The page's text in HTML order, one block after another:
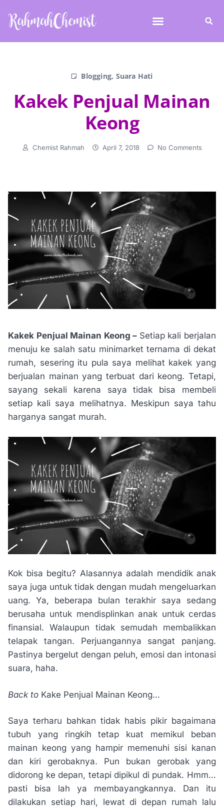
Blogging, Suara Hati
Kakek Penjual Mainan
Keong
Chemist Rahmah April 7, 2018 No Comments
Kakek Penjual Mainan Keong – Setiap kali berjalan
menuju ke salah satu minimarket ternama di dekat
rumah, sesering itu pula saya melihat kakek yang
berjualan mainan yang terbuat dari keong. Tetapi,
sayang sekali karena saya tidak bisa membeli
setiap kali saya melihatnya. Meskipun saya tahu
harganya sangat murah.
Kok bisa begitu? Alasannya adalah mendidik anak
saya juga untuk tidak dengan mudah mengeluarkan
uang. Ya, beberapa bulan terakhir saya sedang
berusaha untuk mendisplinkan anak untuk cerdas
finansial. Walaupun tidak semudah membalikkan
telapak tangan. Perjuangannya sangat panjang.
Pastinya bergelut dengan peluh, emosi dan intonasi
suara, haha.
Back to Kake Penjual Mainan Keong…
Saya terharu bahkan tidak habis pikir bagaimana
tubuh yang ringkih tetap kuat memikul beban
mainan keong yang hampir memenuhi sisi kanan
dan kiri gerobaknya. Pun bukan gerobak yang
didorong ke depan, tetapi dipikul di pundak. Hmm…
pasti bisa lah ya membayangkannya. Dan itu
dilakukan setiap hari, lewat di depan rumah lalu